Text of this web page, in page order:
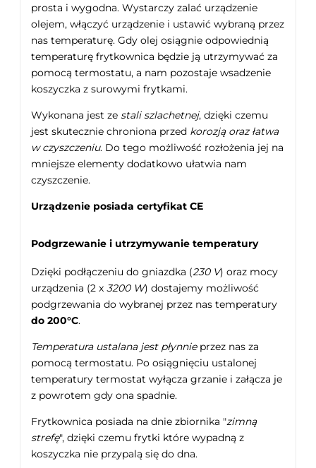
prosta i wygodna. Wystarczy zalać urządzenie
olejem, włączyć urządzenie i ustawić wybraną przez
nas temperaturę. Gdy olej osiągnie odpowiednią
temperaturę frytkownica będzie ją utrzymywać za
pomocą termostatu, a nam pozostaje wsadzenie
koszyczka z surowymi frytkami.
Wykonana jest ze stali szlachetnej, dzięki czemu
jest skutecznie chroniona przed korozją oraz łatwa
w czyszczeniu. Do tego możliwość rozłożenia jej na
mniejsze elementy dodatkowo ułatwia nam
czyszczenie.
Urządzenie posiada certyfikat CE
Podgrzewanie i utrzymywanie temperatury
Dzięki podłączeniu do gniazdka (230 V) oraz mocy
urządzenia (2 x 3200 W) dostajemy możliwość
podgrzewania do wybranej przez nas temperatury
do 200°C.
Temperatura ustalana jest płynnieprzez nas za
pomocą termostatu. Po osiągnięciu ustalonej
temperatury termostat wyłącza grzanie i załącza je
z powrotem gdy ona spadnie.
Frytkownica posiada na dnie zbiornika "zimną
strefę", dzięki czemu frytki które wypadną z
koszyczka nie przypalą się do dna.